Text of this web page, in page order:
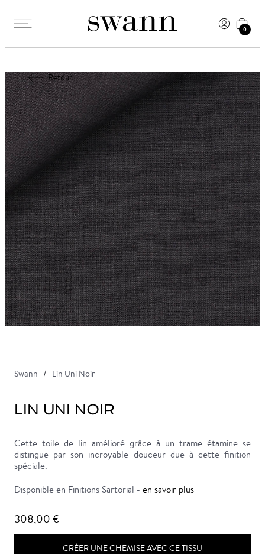
0
Retour
Swann Lin Uni Noir
LIN UNI NOIR
Cette toile de lin amélioré grâce à un trame étamine se
distingue par son incroyable douceur due à cette finition
spéciale.
Disponible en Finitions Sartorial - en savoir plus
308,00 €
CRÉER UNE CHEMISE AVEC CE TISSU